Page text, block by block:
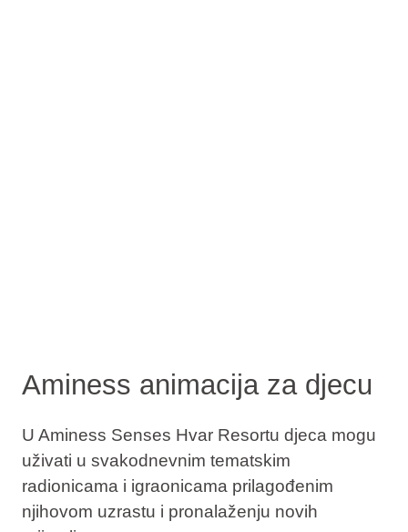
Aminess animacija za djecu
U Aminess Senses Hvar Resortu djeca mogu
uživati u svakodnevnim tematskim
radionicama i igraonicama prilagođenim
njihovom uzrastu i pronalaženju novih